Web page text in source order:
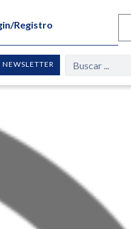
Registro
NEWSLETTER